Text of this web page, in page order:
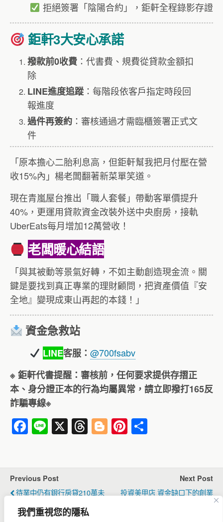
我們重視您的隱私
拒絕簽署「陰陽合約」，鉅軒全程錄影存證
鉅軒3大安心承諾
撥款前0收費 ：代書費、規費從貸款金額扣
除
LINE進度追蹤：每階段依客戶指定時段回
報進度
過件再簽約 ：審核通過才需臨櫃簽署正式文
件
「原本擔心二胎利息高，但鉅軒幫我把月付壓在營
收15%內」楊老闆翻著新菜單笑道。
現在青嵐屋台推出「職人套餐」帶動客單價提升
40%，更運用貸款資金改裝外送中央廚房，接軌
UberEats每月增加12萬營收！
老闆暖心結語
「與其被動等景氣好轉，不如主動創造現金流。關
鍵是要找到真正專業的理財顧問，把資產價值『安
全地』變現成東山再起的本錢！」
資金急救站
LINE客服： @700fsabv
※ 鉅軒代書提醒：審核前，任何要求提供存摺正
本、身分證正本的行為均屬異常，請立即撥打165反
詐騙專線※
F
e
b
o
Li X T
a
d
s
Bl
g
er
Pi
e
st
Previous Post
待業中仍有銀行房貸210萬未
現曙光
Next Post
投資美甲店 資金缺口下的創業